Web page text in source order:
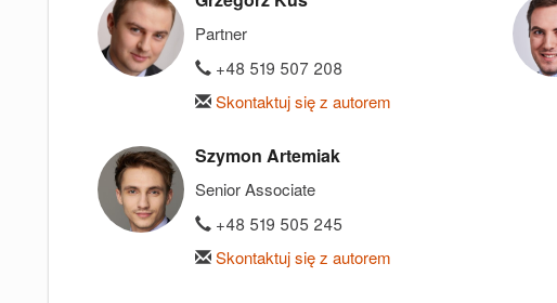
Partner
+48 519 507 208
Skontaktuj się z autorem
Szymon Artemiak
Senior Associate
+48 519 505 245
Skontaktuj się z autorem